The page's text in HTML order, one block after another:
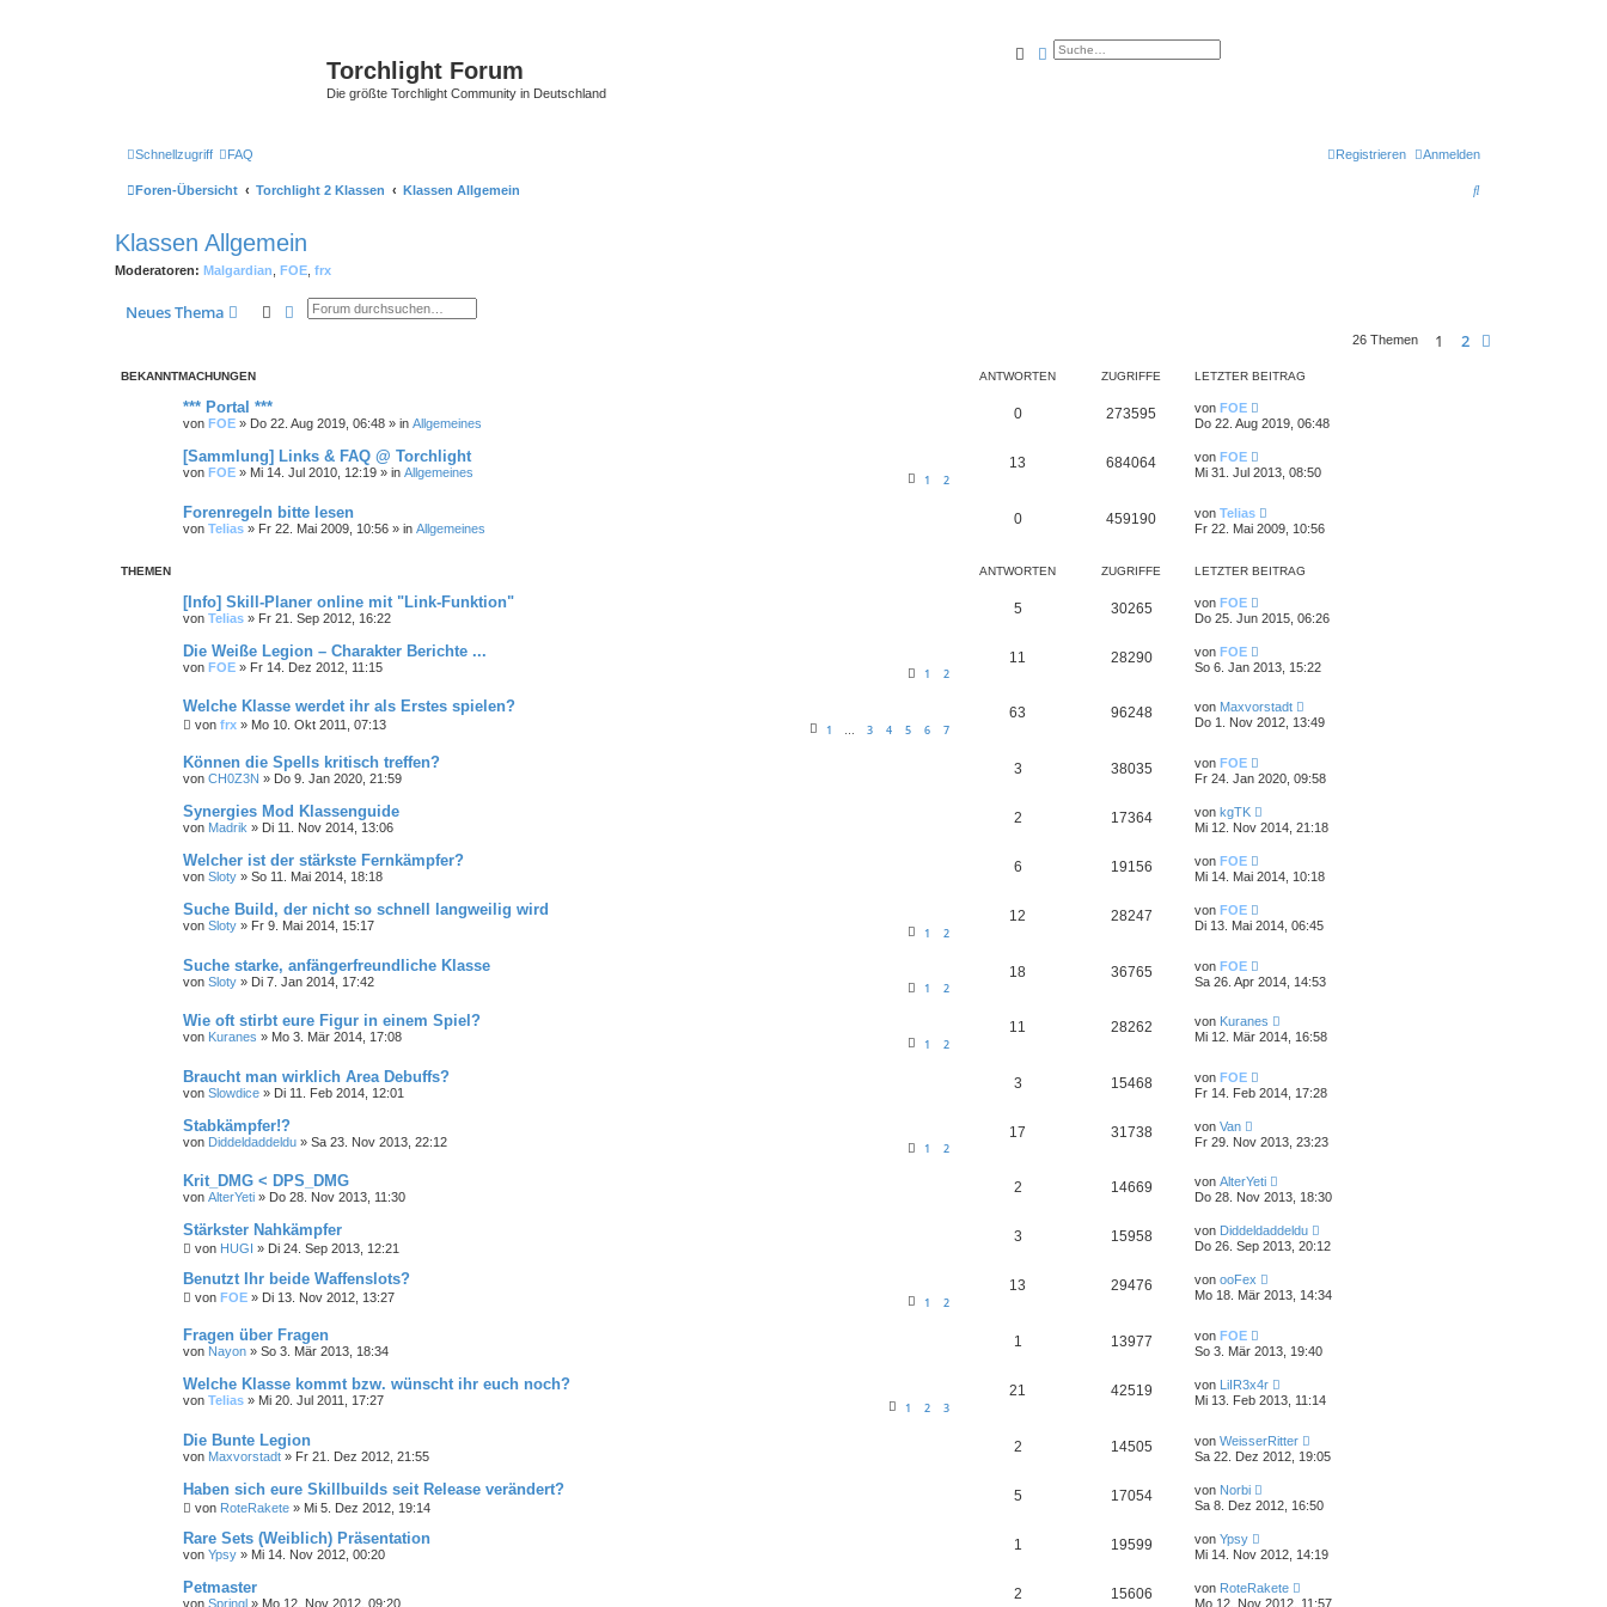
Torchlight Forum
Die größte Torchlight Community in Deutschland
SucheErweiterte Suche
Schnellzugriff FAQ Anmelden
Registrieren
Foren-Übersicht Torchlight 2 Klassen Klassen Allgemein
S
Klassen Allgemein
Moderatoren: Malgardian FOE frx
Neues Thema SucheErweiterte Suche
26 Themen 1 2
BEKANNTMACHUNGEN ANTWORTEN ZUGRIFFE LETZTER BEITRAG
*** Portal ***
von FOE » Do 22. Aug 2019, 06:48 » in Allgemeines
0 273595 von FOE
Do 22. Aug 2019, 06:48
[Sammlung] Links & FAQ @ Torchlight
von FOE » Mi 14. Jul 2010, 12:19 » in Allgemeines 1 2
13 684064 von FOE
Mi 31. Jul 2013, 08:50
Forenregeln bitte lesen
von Telias » Fr 22. Mai 2009, 10:56 » in Allgemeines
0 459190 von Telias
Fr 22. Mai 2009, 10:56
THEMEN ANTWORTEN ZUGRIFFE LETZTER BEITRAG
[Info] Skill-Planer online mit "Link-Funktion"
von Telias » Fr 21. Sep 2012, 16:22
5 30265 von FOE
Do 25. Jun 2015, 06:26
Die Weiße Legion – Charakter Berichte ...
von FOE » Fr 14. Dez 2012, 11:15 1 2
11 28290 von FOE
So 6. Jan 2013, 15:22
Welche Klasse werdet ihr als Erstes spielen?
von frx » Mo 10. Okt 2011, 07:13 1 … 3 4 5 6 7
63 96248 von Maxvorstadt
Do 1. Nov 2012, 13:49
Können die Spells kritisch treffen?
von CH0Z3N » Do 9. Jan 2020, 21:59
3 38035 von FOE
Fr 24. Jan 2020, 09:58
Synergies Mod Klassenguide
von Madrik » Di 11. Nov 2014, 13:06
2 17364 von kgTK
Mi 12. Nov 2014, 21:18
Welcher ist der stärkste Fernkämpfer?
von Sloty » So 11. Mai 2014, 18:18
6 19156 von FOE
Mi 14. Mai 2014, 10:18
Suche Build, der nicht so schnell langweilig wird
von Sloty » Fr 9. Mai 2014, 15:17 1 2
12 28247 von FOE
Di 13. Mai 2014, 06:45
Suche starke, anfängerfreundliche Klasse
von Sloty » Di 7. Jan 2014, 17:42 1 2
18 36765 von FOE
Sa 26. Apr 2014, 14:53
Wie oft stirbt eure Figur in einem Spiel?
von Kuranes » Mo 3. Mär 2014, 17:08 1 2
11 28262 von Kuranes
Mi 12. Mär 2014, 16:58
Braucht man wirklich Area Debuffs?
von Slowdice » Di 11. Feb 2014, 12:01
3 15468 von FOE
Fr 14. Feb 2014, 17:28
Stabkämpfer!?
von Diddeldaddeldu » Sa 23. Nov 2013, 22:12 1 2
17 31738 von Van
Fr 29. Nov 2013, 23:23
Krit_DMG < DPS_DMG
von AlterYeti » Do 28. Nov 2013, 11:30
2 14669 von AlterYeti
Do 28. Nov 2013, 18:30
Stärkster Nahkämpfer
von HUGI » Di 24. Sep 2013, 12:21
3 15958 von Diddeldaddeldu
Do 26. Sep 2013, 20:12
Benutzt Ihr beide Waffenslots?
von FOE » Di 13. Nov 2012, 13:27 1 2
13 29476 von ooFex
Mo 18. Mär 2013, 14:34
Fragen über Fragen
von Nayon » So 3. Mär 2013, 18:34
1 13977 von FOE
So 3. Mär 2013, 19:40
Welche Klasse kommt bzw. wünscht ihr euch noch?
von Telias » Mi 20. Jul 2011, 17:27 1 2 3
21 42519 von LiIR3x4r
Mi 13. Feb 2013, 11:14
Die Bunte Legion
von Maxvorstadt » Fr 21. Dez 2012, 21:55
2 14505 von WeisserRitter
Sa 22. Dez 2012, 19:05
Haben sich eure Skillbuilds seit Release verändert?
von RoteRakete » Mi 5. Dez 2012, 19:14
5 17054 von Norbi
Sa 8. Dez 2012, 16:50
Rare Sets (Weiblich) Präsentation
von Ypsy » Mi 14. Nov 2012, 00:20
1 19599 von Ypsy
Mi 14. Nov 2012, 14:19
Petmaster
von Springl » Mo 12. Nov 2012, 09:20
2 15606 von RoteRakete
Mo 12. Nov 2012, 11:57